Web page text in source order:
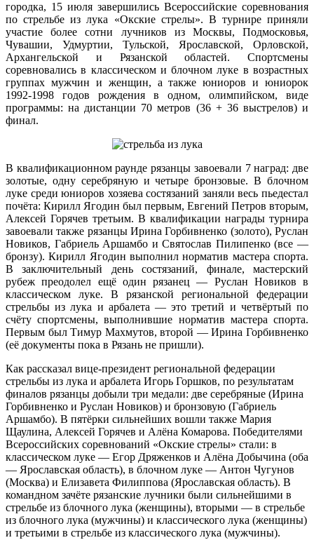
городка, 15 июля завершились Всероссийские соревнования
по стрельбе из лука «Окские стрелы». В турнире приняли
участие более сотни лучников из Москвы, Подмосковья,
Чувашии, Удмуртии, Тульской, Ярославской, Орловской,
Архангельской и Рязанской областей. Спортсмены
соревновались в классическом и блочном луке в возрастных
группах мужчин и женщин, а также юниоров и юниорок
1992-1998 годов рождения в одном, олимпийском, виде
программы: на дистанции 70 метров (36 + 36 выстрелов) и
финал.
В квалификационном раунде рязанцы завоевали 7 наград: две
золотые, одну серебряную и четыре бронзовые. В блочном
луке среди юниоров хозяева состязаний заняли весь пьедестал
почёта: Кирилл Ягодин был первым, Евгений Петров вторым,
Алексей Горячев третьим. В квалификации награды турнира
завоевали также рязанцы Ирина Горбивненко (золото), Руслан
Новиков, Габриель Аршамбо и Святослав Пилипенко (все —
бронзу). Кирилл Ягодин выполнил норматив мастера спорта.
В заключительный день состязаний, финале, мастерский
рубеж преодолел ещё один рязанец — Руслан Новиков в
классическом луке. В рязанской региональной федерации
стрельбы из лука и арбалета — это третий и четвёртый по
счёту спортсмены, выполнившие норматив мастера спорта.
Первым был Тимур Махмутов, второй — Ирина Горбивненко
(её документы пока в Рязань не пришли).
Как рассказал вице-президент региональной федерации
стрельбы из лука и арбалета Игорь Горшков, по результатам
финалов рязанцы добыли три медали: две серебряные (Ирина
Горбивненко и Руслан Новиков) и бронзовую (Габриель
Аршамбо). В пятёрки сильнейших вошли также Мария
Щаулина, Алексей Горячев и Алёна Комарова. Победителями
Всероссийских соревнований «Окские стрелы» стали: в
классическом луке — Егор Дряженков и Алёна Добычина (оба
— Ярославская область), в блочном луке — Антон Чугунов
(Москва) и Елизавета Филиппова (Ярославская область). В
командном зачёте рязанские лучники были сильнейшими в
стрельбе из блочного лука (женщины), вторыми — в стрельбе
из блочного лука (мужчины) и классического лука (женщины)
и третьими в стрельбе из классического лука (мужчины).